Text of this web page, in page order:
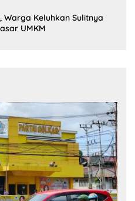
Warga Keluhkan Sulitnya
UMKM